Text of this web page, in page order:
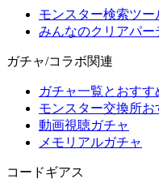
モンスター検索ツー
みんなのクリアパー
ガチャ/コラボ関連
ガチャ一覧とおすす
モンスター交換所お
動画視聴ガチャ
メモリアルガチャ
コードギアス